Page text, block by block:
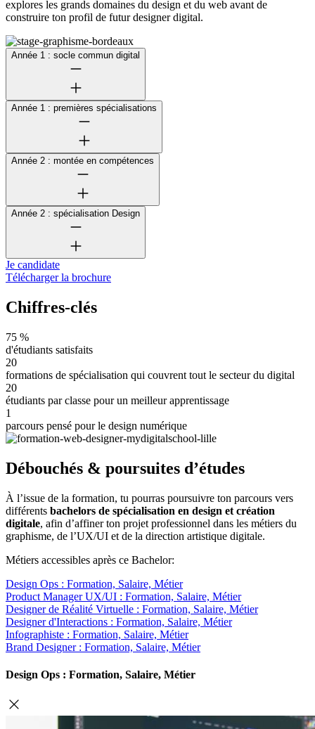
explores les grands domaines du design et du web avant de
construire ton profil de futur designer digital.
Année 1 : socle commun digital
Année 1 : premières spécialisations
Année 2 : montée en compétences
Année 2 : spécialisation Design
Je candidate
Télécharger la brochure
Chiffres-clés
75 %
d'étudiants satisfaits
20
formations de spécialisation qui couvrent tout le secteur du digital
20
étudiants par classe pour un meilleur apprentissage
1
parcours pensé pour le design numérique
Débouchés & poursuites d’études
À l’issue de la formation, tu pourras poursuivre ton parcours vers
différents bachelors de spécialisation en design et création
digitale, afin d’affiner ton projet professionnel dans les métiers du
graphisme, de l’UX/UI et de la direction artistique digitale.
Métiers accessibles après ce Bachelor:
Design Ops : Formation, Salaire, Métier
Product Manager UX/UI : Formation, Salaire, Métier
Designer de Réalité Virtuelle : Formation, Salaire, Métier
Designer d'Interactions : Formation, Salaire, Métier
Infographiste : Formation, Salaire, Métier
Brand Designer : Formation, Salaire, Métier
Design Ops : Formation, Salaire, Métier